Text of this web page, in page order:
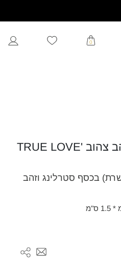
0
תליון כסף סטרלינג וזהב צהוב TRUE LOVE'
בכסף סטרלינג וזהב